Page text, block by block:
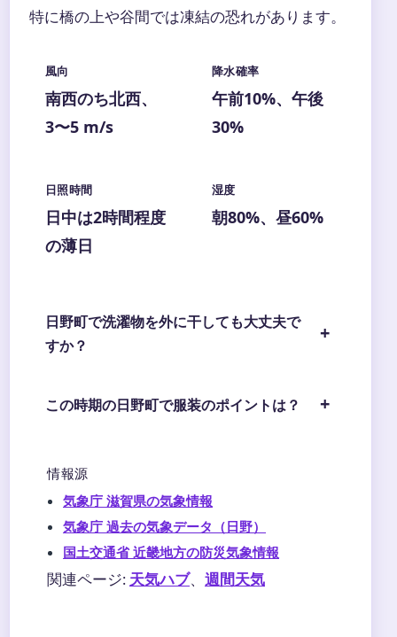
特に橋の上や谷間では凍結の恐れがあります。
風向
南西のち北西、
3〜5 m/s
降水確率
午前10%、午後
30%
日照時間
日中は2時間程度
の薄日
湿度
朝80%、昼60%
日野町で洗濯物を外に干しても大丈夫で
すか？
この時期の日野町で服装のポイントは？
情報源
気象庁 滋賀県の気象情報
気象庁 過去の気象データ（日野）
国土交通省 近畿地方の防災気象情報
関連ページ: 天気ハブ、 週間天気